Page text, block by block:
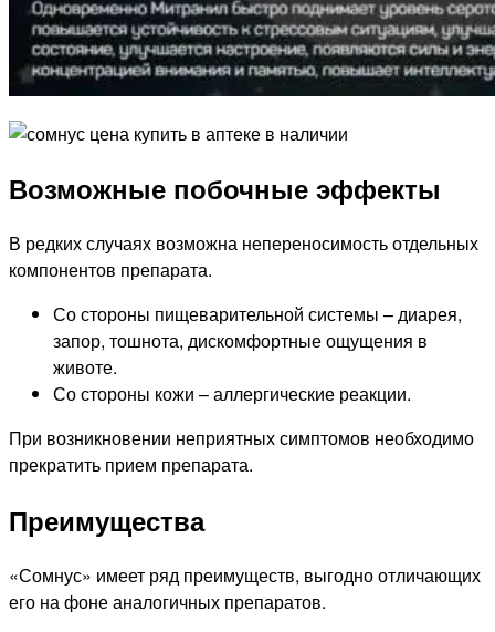
Возможные побочные эффекты
В редких случаях возможна непереносимость отдельных
компонентов препарата.
Со стороны пищеварительной системы – диарея,
запор, тошнота, дискомфортные ощущения в
животе.
Со стороны кожи – аллергические реакции.
При возникновении неприятных симптомов необходимо
прекратить прием препарата.
Преимущества
«Сомнус» имеет ряд преимуществ, выгодно отличающих
его на фоне аналогичных препаратов.